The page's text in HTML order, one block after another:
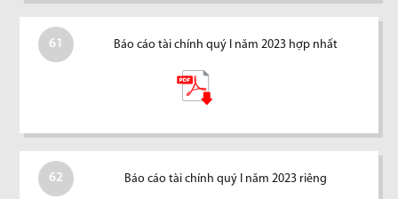
61 Báo cáo tài chính quý I năm 2023 hợp nhất
62 Báo cáo tài chính quý I năm 2023 riêng